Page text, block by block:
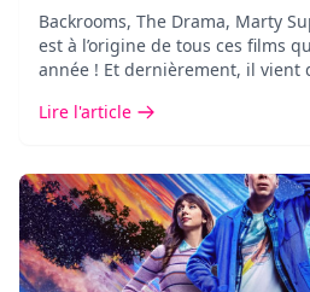
Backrooms, The Drama, Marty
est à l’origine de tous ces films
année ! Et dernièrement, il vient
Lire l'article